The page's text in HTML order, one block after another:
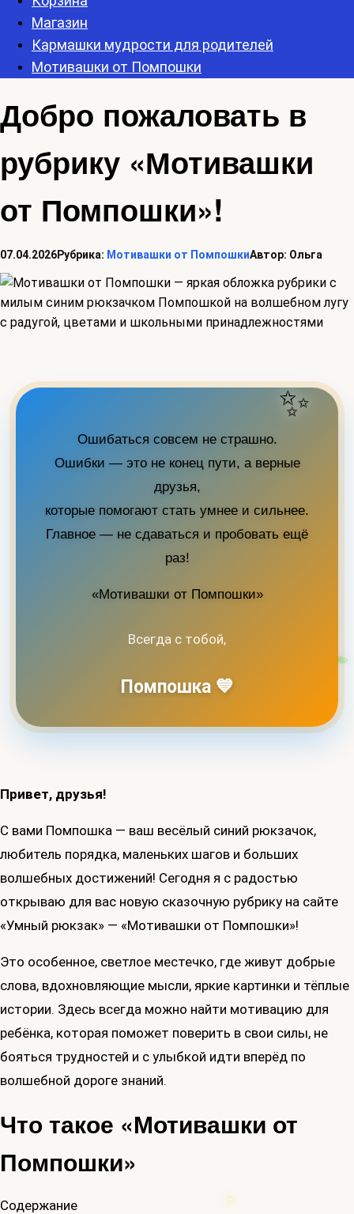
Магазин
Кармашки мудрости для родителей
Мотивашки от Помпошки
Добро пожаловать в
рубрику «Мотивашки
от Помпошки»!
07.04.2026Рубрика: Мотивашки от ПомпошкиАвтор: Ольга
✨
Ошибаться совсем не страшно.
Ошибки — это не конец пути, а верные
друзья,
которые помогают стать умнее и сильнее.
Главное — не сдаваться и пробовать ещё
раз!
«Мотивашки от Помпошки»
Всегда с тобой,
Помпошка 💙
Привет, друзья!
С вами Помпошка — ваш весёлый синий рюкзачок,
любитель порядка, маленьких шагов и больших
волшебных достижений! Сегодня я с радостью
открываю для вас новую сказочную рубрику на сайте
«Умный рюкзак» — «Мотивашки от Помпошки»!
Это особенное, светлое местечко, где живут добрые
слова, вдохновляющие мысли, яркие картинки и тёплые
истории. Здесь всегда можно найти мотивацию для
ребёнка, которая поможет поверить в свои силы, не
бояться трудностей и с улыбкой идти вперёд по
волшебной дороге знаний.
Что такое «Мотивашки от
Помпошки»
Содержание